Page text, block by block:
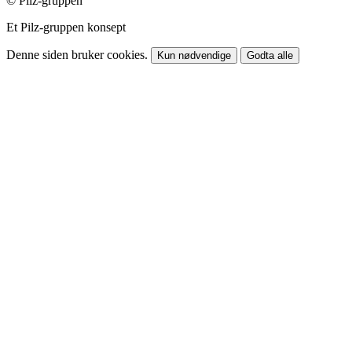
Et Pilz-gruppen konsept
Denne siden bruker cookies. Kun nødvendige Godta alle